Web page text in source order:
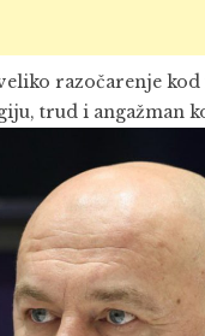
razočarenje
trud i angažman